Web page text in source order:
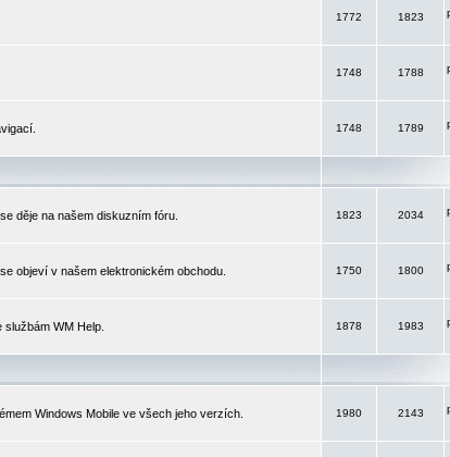
1772 1823
1748 1788
1748 1789
děje na našem diskuzním fóru.
1823 2034
objeví v našem elektronickém obchodu.
1750 1800
WM Help.
1878 1983
Windows Mobile ve všech jeho verzích.
1980 2143